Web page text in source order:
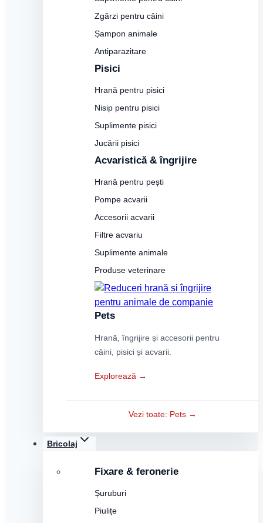
Zgărzi pentru câini
Șampon animale
Antiparazitare
Pisici
Hrană pentru pisici
Nisip pentru pisici
Suplimente pisici
Jucării pisici
Acvaristică & îngrijire
Hrană pentru pești
Pompe acvarii
Accesorii acvarii
Filtre acvariu
Suplimente animale
Produse veterinare
Pets
Hrană, îngrijire și accesorii pentru
câini, pisici și acvarii.
Explorează →
Vezi toate: Pets →
Bricolaj
Fixare & feronerie
Șuruburi
Piulițe